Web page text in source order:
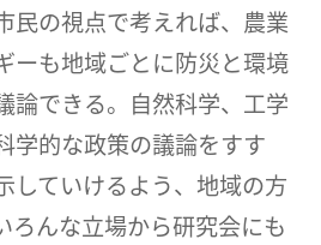
民の視点で考えれば、農業
ーも地域ごとに防災と環境
論できる。自然科学、工学
学的な政策の議論をすす
していけるよう、地域の方
ろんな立場から研究会にも